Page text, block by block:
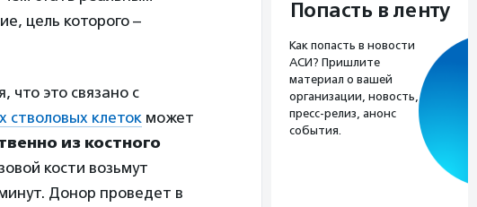
цель которого –
что это связано с
стволовых клеток может
из костного
кости возьмут
Донор проведет в
Попасть в ленту
Как попасть в новости
АСИ? Пришлите
материал о вашей
организации, новость,
пресс-релиз, анонс
события.